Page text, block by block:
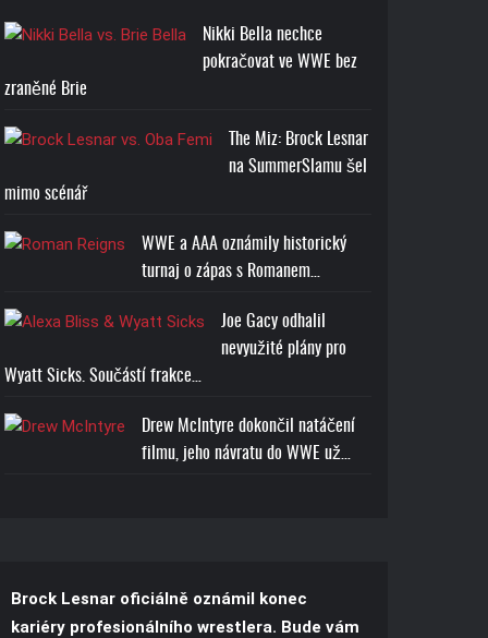
Nikki Bella nechce
pokračovat ve WWE bez
zraněné Brie
The Miz: Brock Lesnar
na SummerSlamu šel
mimo scénář
WWE a AAA oznámily historický
turnaj o zápas s Romanem…
Joe Gacy odhalil
nevyužité plány pro
Wyatt Sicks. Součástí frakce…
Drew McIntyre dokončil natáčení
filmu, jeho návratu do WWE už…
Brock Lesnar oficiálně oznámil konec
kariéry profesionálního wrestlera. Bude vám